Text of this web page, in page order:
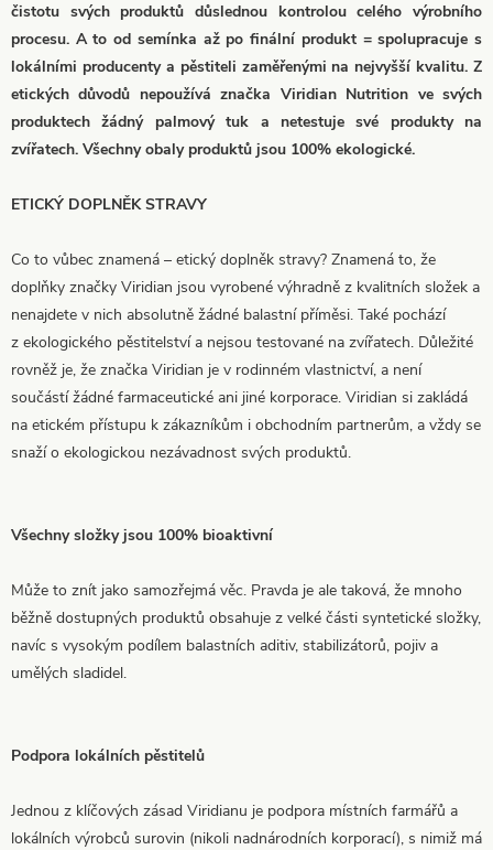
čistotu svých produktů důslednou kontrolou celého výrobního
procesu. A to od semínka až po finální produkt = spolupracuje s
lokálními producenty a pěstiteli zaměřenými na nejvyšší kvalitu. Z
etických důvodů nepoužívá značka Viridian Nutrition ve svých
produktech žádný palmový tuk a netestuje své produkty na
zvířatech. Všechny obaly produktů jsou 100% ekologické.
ETICKÝ DOPLNĚK STRAVY
Co to vůbec znamená – etický doplněk stravy? Znamená to, že
doplňky značky Viridian jsou vyrobené výhradně z kvalitních složek a
nenajdete v nich absolutně žádné balastní příměsi. Také pochází
z ekologického pěstitelství a nejsou testované na zvířatech. Důležité
rovněž je, že značka Viridian je v rodinném vlastnictví, a není
součástí žádné farmaceutické ani jiné korporace. Viridian si zakládá
na etickém přístupu k zákazníkům i obchodním partnerům, a vždy se
snaží o ekologickou nezávadnost svých produktů.
Všechny složky jsou 100% bioaktivní
Může to znít jako samozřejmá věc. Pravda je ale taková, že mnoho
běžně dostupných produktů obsahuje z velké části syntetické složky,
navíc s vysokým podílem balastních aditiv, stabilizátorů, pojiv a
umělých sladidel.
Podpora lokálních pěstitelů
Jednou z klíčových zásad Viridianu je podpora místních farmářů a
lokálních výrobců surovin (nikoli nadnárodních korporací), s nimiž má